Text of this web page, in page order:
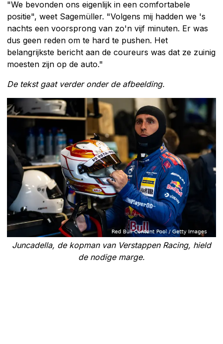
"We bevonden ons eigenlijk in een comfortabele
positie", weet Sagemüller. "Volgens mij hadden we 's
nachts een voorsprong van zo'n vijf minuten. Er was
dus geen reden om te hard te pushen. Het
belangrijkste bericht aan de coureurs was dat ze zuinig
moesten zijn op de auto."
De tekst gaat verder onder de afbeelding.
Juncadella, de kopman van Verstappen Racing, hield
de nodige marge.